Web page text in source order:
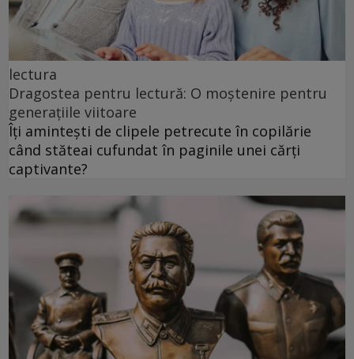
lectura
Dragostea pentru lectură: O moștenire pentru
generațiile viitoare
Îți amintești de clipele petrecute în copilărie
când stăteai cufundat în paginile unei cărți
captivante?